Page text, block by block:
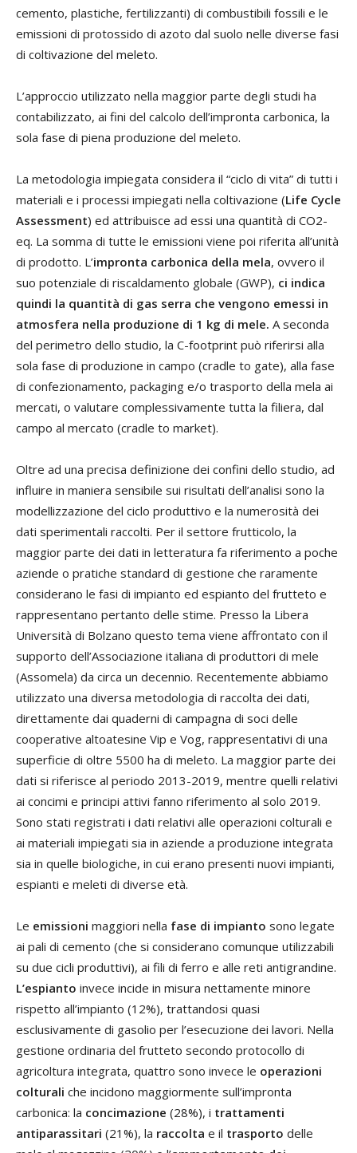
cemento, plastiche, fertilizzanti) di combustibili fossili e le
emissioni di protossido di azoto dal suolo nelle diverse fasi
di coltivazione del meleto.
L’approccio utilizzato nella maggior parte degli studi ha
contabilizzato, ai fini del calcolo dell’impronta carbonica, la
sola fase di piena produzione del meleto.
La metodologia impiegata considera il “ciclo di vita” di tutti i
materiali e i processi impiegati nella coltivazione (Life Cycle
Assessment) ed attribuisce ad essi una quantità di CO2-
eq. La somma di tutte le emissioni viene poi riferita all’unità
di prodotto. L’impronta carbonica della mela, ovvero il
suo potenziale di riscaldamento globale (GWP), ci indica
quindi la quantità di gas serra che vengono emessi in
atmosfera nella produzione di 1 kg di mele. A seconda
del perimetro dello studio, la C-footprint può riferirsi alla
sola fase di produzione in campo (cradle to gate), alla fase
di confezionamento, packaging e/o trasporto della mela ai
mercati, o valutare complessivamente tutta la filiera, dal
campo al mercato (cradle to market).
Oltre ad una precisa definizione dei confini dello studio, ad
influire in maniera sensibile sui risultati dell’analisi sono la
modellizzazione del ciclo produttivo e la numerosità dei
dati sperimentali raccolti. Per il settore frutticolo, la
maggior parte dei dati in letteratura fa riferimento a poche
aziende o pratiche standard di gestione che raramente
considerano le fasi di impianto ed espianto del frutteto e
rappresentano pertanto delle stime. Presso la Libera
Università di Bolzano questo tema viene affrontato con il
supporto dell’Associazione italiana di produttori di mele
(Assomela) da circa un decennio. Recentemente abbiamo
utilizzato una diversa metodologia di raccolta dei dati,
direttamente dai quaderni di campagna di soci delle
cooperative altoatesine Vip e Vog, rappresentativi di una
superficie di oltre 5500 ha di meleto. La maggior parte dei
dati si riferisce al periodo 2013-2019, mentre quelli relativi
ai concimi e principi attivi fanno riferimento al solo 2019.
Sono stati registrati i dati relativi alle operazioni colturali e
ai materiali impiegati sia in aziende a produzione integrata
sia in quelle biologiche, in cui erano presenti nuovi impianti,
espianti e meleti di diverse età.
Le emissioni maggiori nella fase di impianto sono legate
ai pali di cemento (che si considerano comunque utilizzabili
su due cicli produttivi), ai fili di ferro e alle reti antigrandine.
L’espianto invece incide in misura nettamente minore
rispetto all’impianto (12%), trattandosi quasi
esclusivamente di gasolio per l’esecuzione dei lavori. Nella
gestione ordinaria del frutteto secondo protocollo di
agricoltura integrata, quattro sono invece le operazioni
colturali che incidono maggiormente sull’impronta
carbonica: la concimazione (28%), i trattamenti
antiparassitari (21%), la raccolta e il trasporto delle